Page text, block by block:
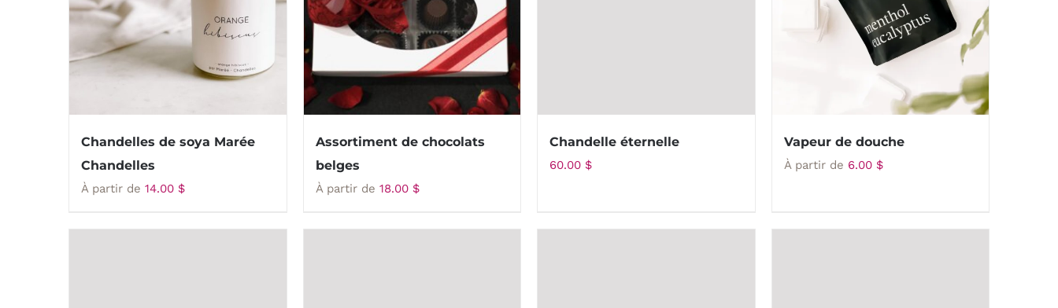
Chandelles de soya Marée
Chandelles
À partir de 14.00 $
Assortiment de chocolats
belges
À partir de 18.00 $
Chandelle éternelle
60.00 $
Vapeur de douche
À partir de 6.00 $